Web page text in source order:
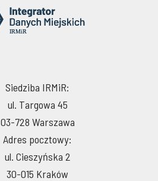
Siedziba IRMiR:
ul. Targowa 45
03-728 Warszawa
Adres pocztowy:
ul. Cieszyńska 2
30-015 Kraków